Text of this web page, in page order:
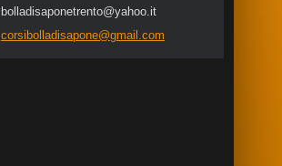
bolladisaponetrento@yahoo.it
corsibolladisapone@gmail.com